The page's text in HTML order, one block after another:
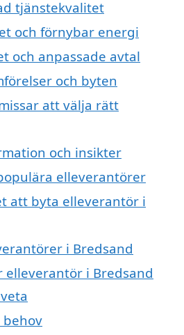
tjänstekvalitet
och förnybar energi
och anpassade avtal
och byten
att välja rätt
och insikter
elleverantörer
att byta elleverantör i
i Bredsand
i Bredsand
behov